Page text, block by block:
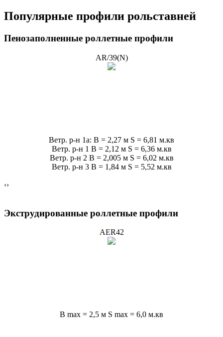
Популярные профили рольставней
Пенозаполненные роллетные профили
AR/39(N)
Ветр. р-н 1a: B = 2,27 м S = 6,81 м.кв
Ветр. р-н 1 B = 2,12 м S = 6,36 м.кв
Ветр. р-н 2 B = 2,005 м S = 6,02 м.кв
Ветр. р-н 3 B = 1,84 м S = 5,52 м.кв
‹›
Экструдированные роллетные профили
AER42
B max = 2,5 м S max = 6,0 м.кв